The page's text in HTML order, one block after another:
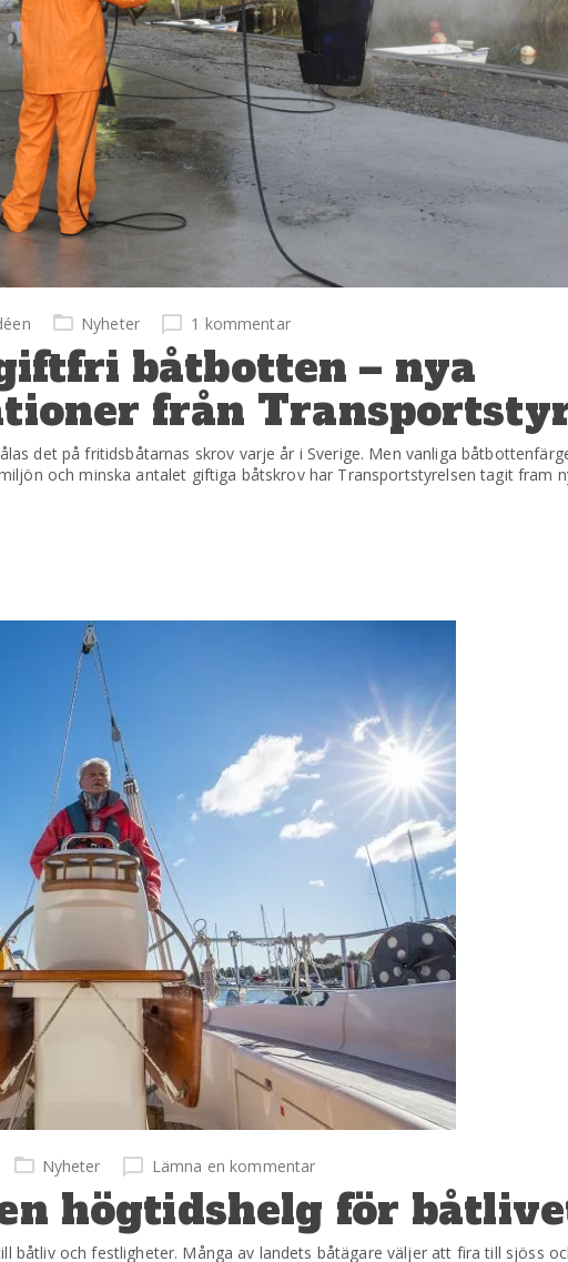
Nyheter 1 kommentar
båtbotten – nya
från
det på fritidsbåtarnas skrov varje år i Sverige. Men vanliga
och minska antalet giftiga båtskrov har Transportstyrelsen tagit fram
Nyheter Lämna en kommentar
högtidshelg för
båtliv och festligheter. Många av landets båtägare väljer att fira till sjöss